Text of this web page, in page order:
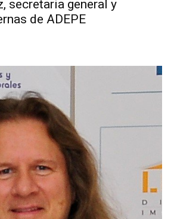
secretaria general y
de ADEPE